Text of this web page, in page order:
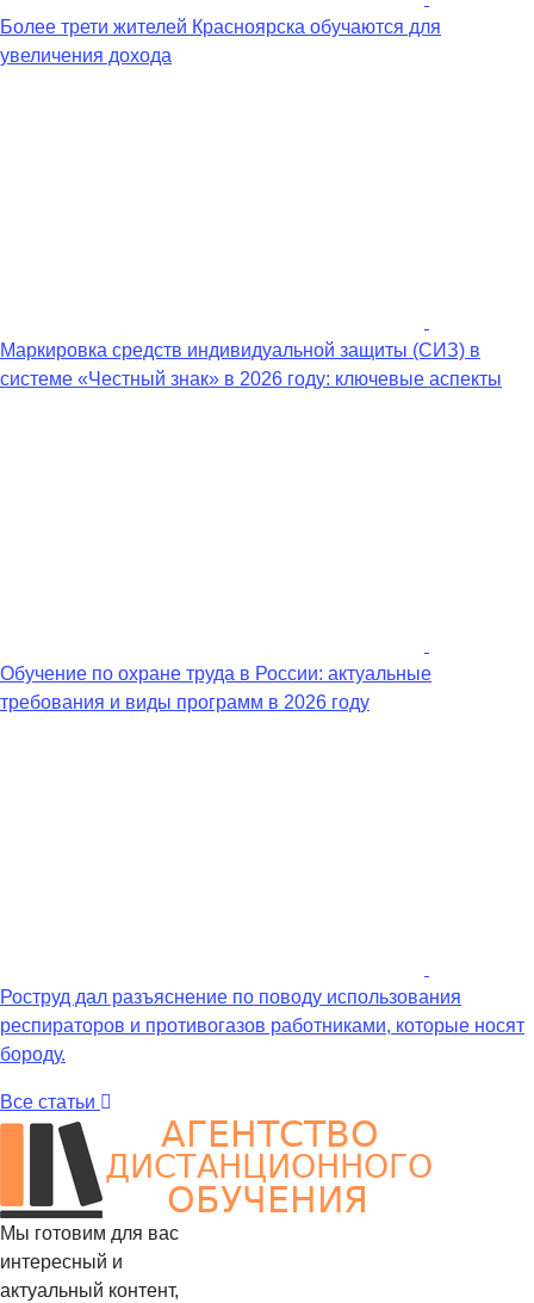
Более трети жителей Красноярска обучаются для
увеличения дохода
Маркировка средств индивидуальной защиты (СИЗ) в
системе «Честный знак» в 2026 году: ключевые аспекты
Обучение по охране труда в России: актуальные
требования и виды программ в 2026 году
Роструд дал разъяснение по поводу использования
респираторов и противогазов работниками, которые носят
бороду.
Все статьи
Мы готовим для вас
интересный и
актуальный контент,